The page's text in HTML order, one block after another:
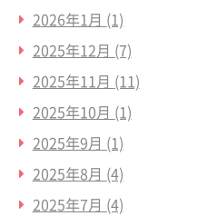
2026年1月 (1)
2025年12月 (7)
2025年11月 (11)
2025年10月 (1)
2025年9月 (1)
2025年8月 (4)
2025年7月 (4)